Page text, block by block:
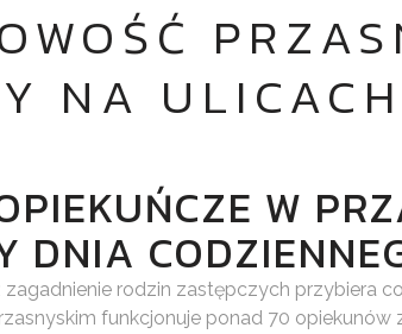
NA
W
DNIA
zagadnienie rodzin zastępczych przybiera
funkcjonuje ponad 70